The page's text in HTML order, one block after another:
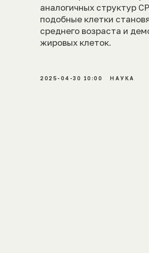
аналогичных структур
подобные клетки
среднего возраста и
жировых клеток.
2025-04-30 10:00 НАУКА